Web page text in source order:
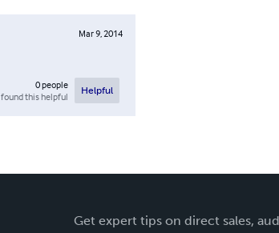
Mar 9, 2014
0people
found this helpful
Helpful
Get expert tips on direct sales,